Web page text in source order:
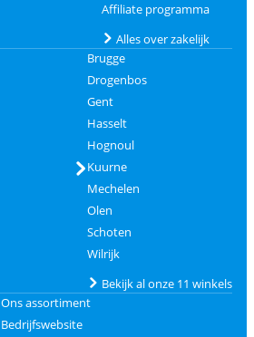
Affiliate programma
Alles over zakelijk
Brugge
Drogenbos
Gent
Hasselt
Hognoul
Kuurne
Mechelen
Olen
Schoten
Wilrijk
Bekijk al onze 11 winkels
Ons assortiment
Bedrijfswebsite